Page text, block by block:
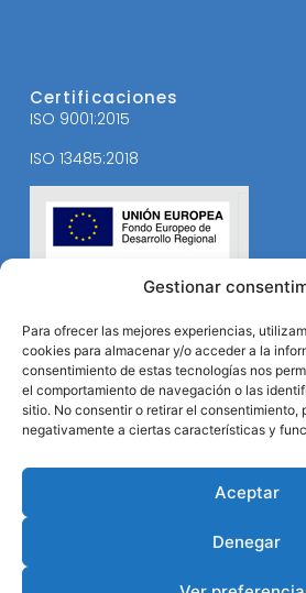
Gestionar
Para ofrecer las mejores experiencias,
cookies para almacenar y/o acceder a la
consentimiento de estas tecnologías nos
el comportamiento de navegación o las
sitio. No consentir o retirar el consentimiento,
negativamente a ciertas características y
Aceptar
Denegar
Certificaciones
ISO 9001:2015
ISO 13485:2018